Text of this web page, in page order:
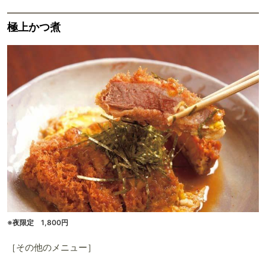
極上かつ煮
※夜限定 1,800円
［その他のメニュー］